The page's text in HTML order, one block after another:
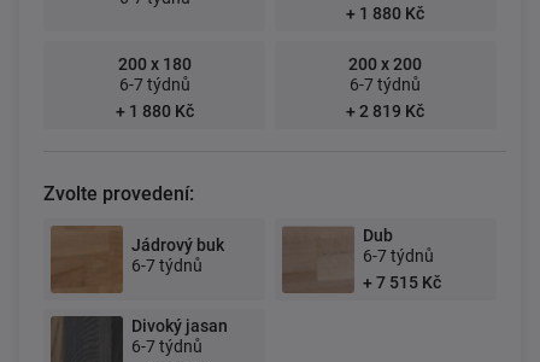
+ 1 880 Kč
200 x 180
6-7 týdnů
+ 1 880 Kč
200 x 200
6-7 týdnů
+ 2 819 Kč
Zvolte provedení:
Jádrový buk
6-7 týdnů
Dub
6-7 týdnů
+ 7 515 Kč
Divoký jasan
6-7 týdnů